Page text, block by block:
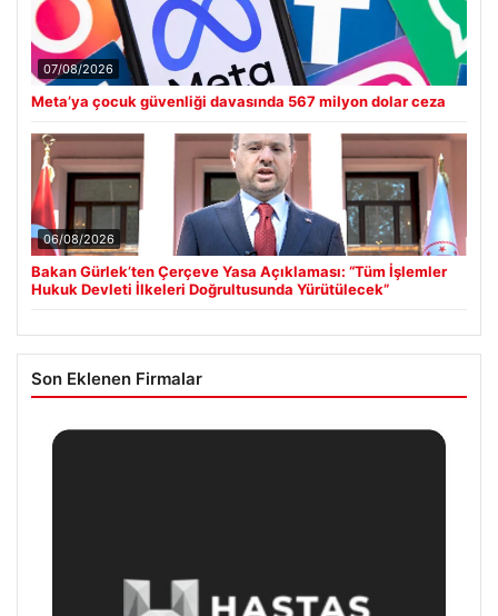
07/08/2026
Meta’ya çocuk güvenliği davasında 567 milyon dolar ceza
06/08/2026
Bakan Gürlek’ten Çerçeve Yasa Açıklaması: “Tüm İşlemler
Hukuk Devleti İlkeleri Doğrultusunda Yürütülecek”
Son Eklenen Firmalar